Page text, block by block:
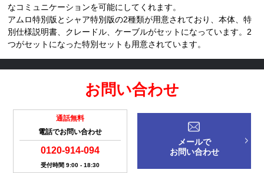
なコミュニケーションを可能にしてくれます。
アムロ特別版とシャア特別版の2種類が用意されており、本体、特
別仕様説明書、クレードル、ケーブルがセットになっています。2
つがセットになった特別セットも用意されています。
お問い合わせ
通話無料
電話でお問い合わせ
0120-914-094
受付時間 9:00 - 18:30
メールで
お問い合わせ